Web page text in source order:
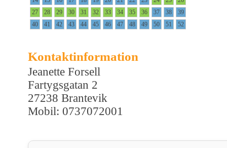
27
28 29 30 31 32 33 34 35 36 37 38
39
40
41 42 43 44 45 46 47 48 49 50 51 52
Kontaktinformation
Jeanette Forsell
Fartygsgatan 2
27238 Brantevik
Mobil: 0737072001